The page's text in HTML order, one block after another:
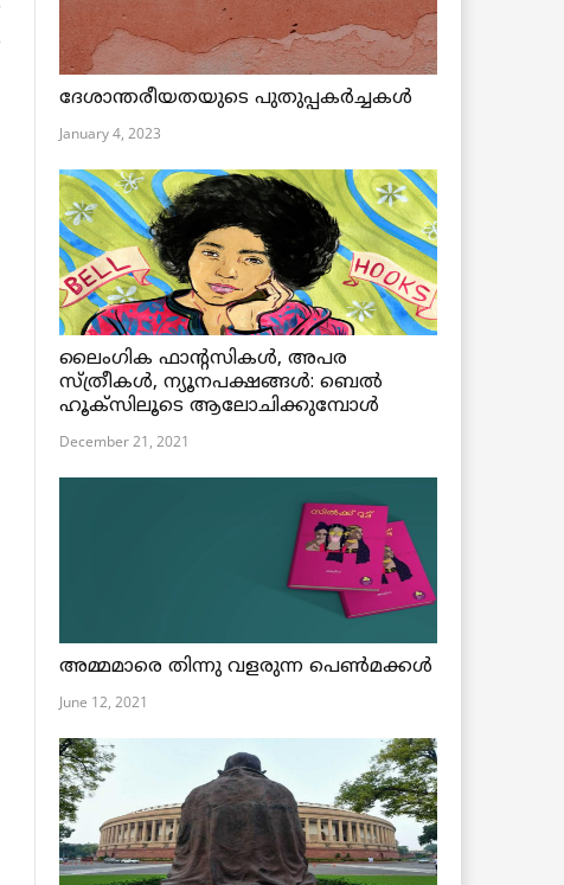
ദേശാന്തരീയതയുടെ പുതുപ്പകർച്ചകൾ
January 4, 2023
ലൈംഗിക ഫാന്റസികൾ, അപര
സ്ത്രീകൾ, ന്യൂനപക്ഷങ്ങൾ: ബെൽ
ഹൂക്സിലൂടെ ആലോചിക്കുമ്പോൾ
December 21, 2021
അമ്മമാരെ തിന്നു വളരുന്ന പെൺമക്കൾ
June 12, 2021